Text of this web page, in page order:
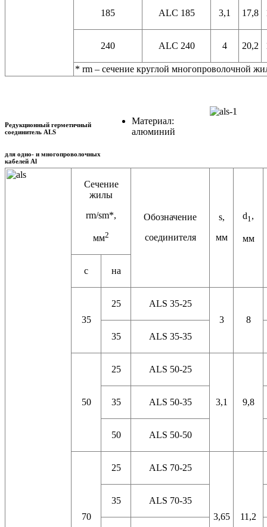
185 ALC 185 3,1 17,8
240 ALC 240 4 20,2
* rm – сечение круглой многопроволочной
Редукционный герметичный
соединитель ALS
для одно- и многопроволочных
кабелей Al
Материал:
алюминий
Сечение
жилы
rm/sm*,
мм2
Обозначение
соединителя
s,
мм
d1,
мм
с на
35
25
ALS 35-25
3
8
35
ALS 35-35
50
25 ALS 50-25
3,1 9,8
35 ALS 50-35
50 ALS 50-50
70
25 ALS 70-25
3,65 11,2
35 ALS 70-35